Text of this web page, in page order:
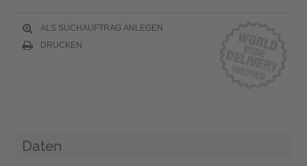
ALS SUCHAUFTRAG ANLEGEN
DRUCKEN
Daten